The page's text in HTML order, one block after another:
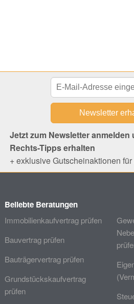
Jetzt zum Newsletter anmelden
Rechts-Tipps erhalten
+ exklusive Gutscheinaktionen
Beliebte Beratungen
Immobilienkaufvertrag prüfen
Bauvertrag prüfen
Bauträgervertrag prüfen
Grundstückskaufvertrag
prüfen